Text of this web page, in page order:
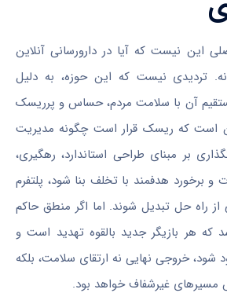
این نیست که آیا در دارورسانی آنلاین
تردیدی نیست که این حوزه، به دلیل
آن با سلامت مردم، حساس و پرریسک
است که ریسک قرار است چگونه مدیریت
بر مبنای طراحی استاندارد، رهگیری،
برخورد هدفمند با تخلف بنا شود، پلتفرم
راه حل تبدیل شوند. اما اگر منطق حاکم
که هر بازیگر جدید بالقوه تهدید است و
خروجی نهایی نه ارتقای سلامت، بلکه
مسیرهای غیرشفاف خواهد بود.